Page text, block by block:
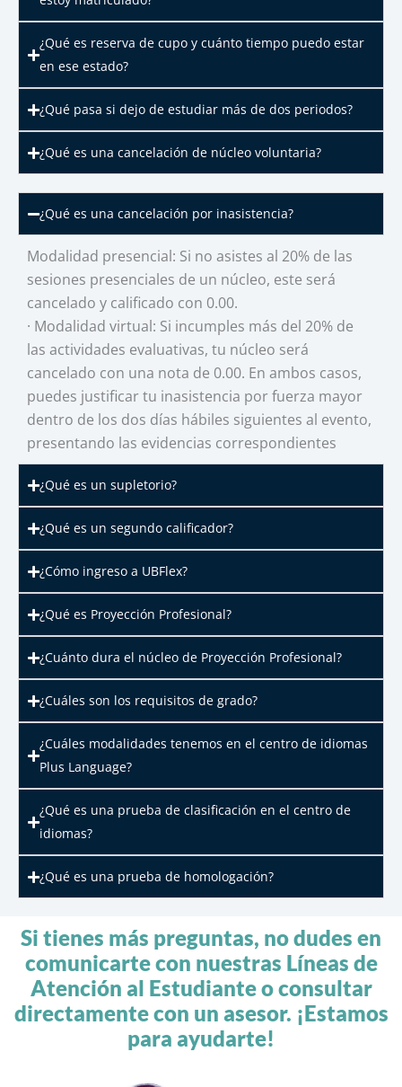
¿Qué es reserva de cupo y cuánto tiempo puedo estar
en ese estado?
¿Qué pasa si dejo de estudiar más de dos periodos?
¿Qué es una cancelación de núcleo voluntaria?
¿Qué es una cancelación por inasistencia?
Modalidad presencial: Si no asistes al 20% de las
sesiones presenciales de un núcleo, este será
cancelado y calificado con 0.00.
· Modalidad virtual: Si incumples más del 20% de
las actividades evaluativas, tu núcleo será
cancelado con una nota de 0.00. En ambos casos,
puedes justificar tu inasistencia por fuerza mayor
dentro de los dos días hábiles siguientes al evento,
presentando las evidencias correspondientes
¿Qué es un supletorio?
¿Qué es un segundo calificador?
¿Cómo ingreso a UBFlex?
¿Qué es Proyección Profesional?
¿Cuánto dura el núcleo de Proyección Profesional?
¿Cuáles son los requisitos de grado?
¿Cuáles modalidades tenemos en el centro de idiomas
Plus Language?
¿Qué es una prueba de clasificación en el centro de
idiomas?
¿Qué es una prueba de homologación?
Si tienes más preguntas, no dudes en
comunicarte con nuestras Líneas de
Atención al Estudiante o consultar
directamente con un asesor. ¡Estamos
para ayudarte!